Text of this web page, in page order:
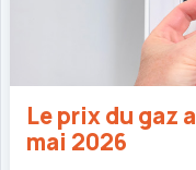
Le prix du gaz
mai 2026